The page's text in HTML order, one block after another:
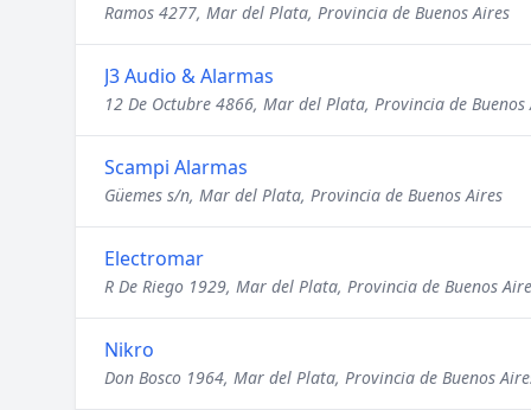
Ramos 4277, Mar del Plata, Provincia de Buenos Aires
J3 Audio & Alarmas
12 De Octubre 4866, Mar del Plata, Provincia de Buenos
Scampi Alarmas
Güemes s/n, Mar del Plata, Provincia de Buenos Aires
Electromar
R De Riego 1929, Mar del Plata, Provincia de Buenos
Nikro
Don Bosco 1964, Mar del Plata, Provincia de Buenos